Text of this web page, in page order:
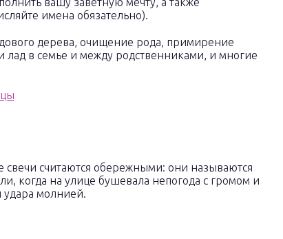
имена обязательно).
дерева, очищение рода, примирение
в семье и между родственниками, и многие
считаются обережными: они называются
когда на улице бушевала непогода с громом и
молнией.